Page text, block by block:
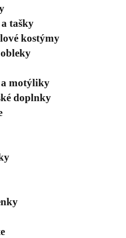
tašky
kostýmy
motýliky
doplnky